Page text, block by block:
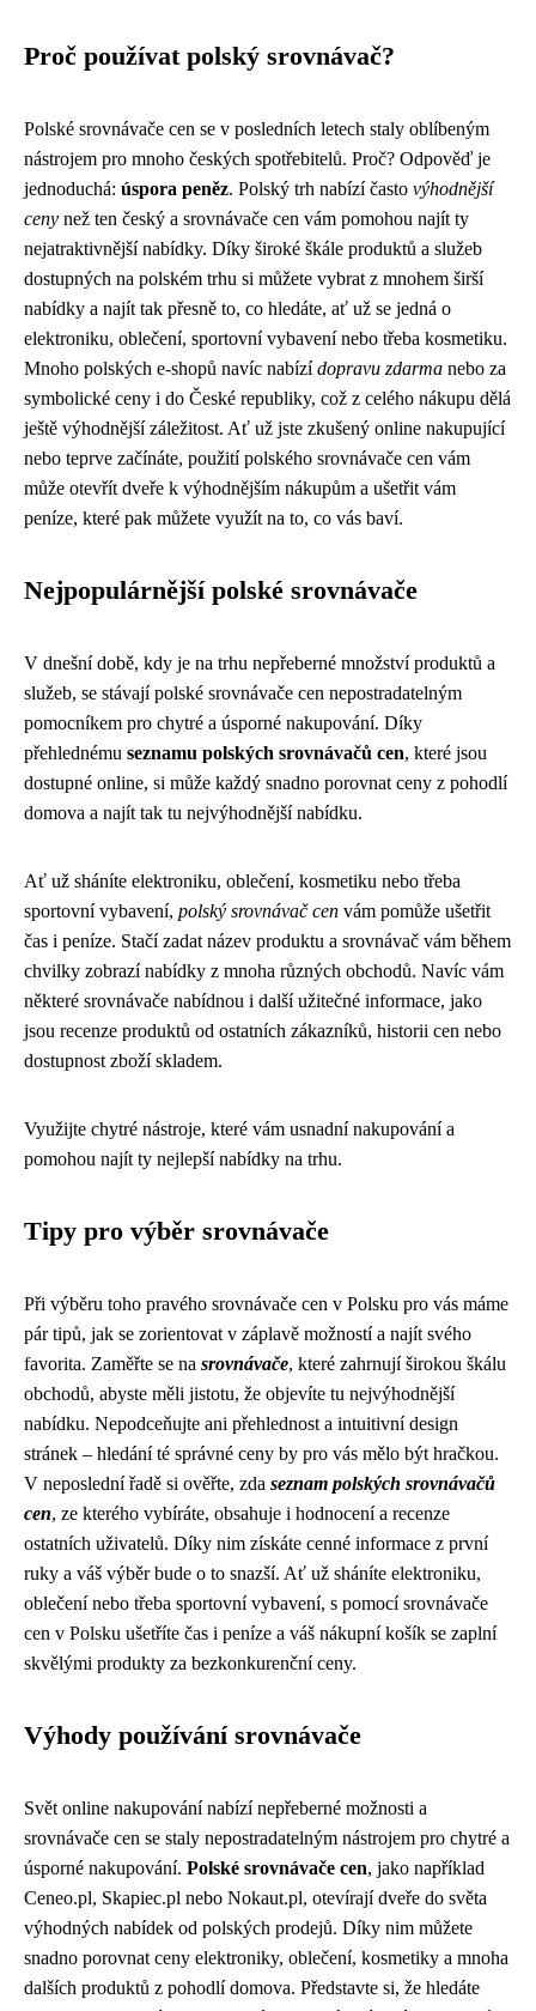
Proč používat polský srovnávač?
Polské srovnávače cen se v posledních letech staly oblíbeným
nástrojem pro mnoho českých spotřebitelů. Proč? Odpověď je
jednoduchá: úspora peněz. Polský trh nabízí často výhodnější
ceny než ten český a srovnávače cen vám pomohou najít ty
nejatraktivnější nabídky. Díky široké škále produktů a služeb
dostupných na polském trhu si můžete vybrat z mnohem širší
nabídky a najít tak přesně to, co hledáte, ať už se jedná o
elektroniku, oblečení, sportovní vybavení nebo třeba kosmetiku.
Mnoho polských e-shopů navíc nabízídopravu zdarma nebo za
symbolické ceny i do České republiky, což z celého nákupu dělá
ještě výhodnější záležitost. Ať už jste zkušený online nakupující
nebo teprve začínáte, použití polského srovnávače cen vám
může otevřít dveře k výhodnějším nákupům a ušetřit vám
peníze, které pak můžete využít na to, co vás baví.
Nejpopulárnější polské srovnávače
V dnešní době, kdy je na trhu nepřeberné množství produktů a
služeb, se stávají polské srovnávače cen nepostradatelným
pomocníkem pro chytré a úsporné nakupování. Díky
přehlednému seznamu polských srovnávačů cen, které jsou
dostupné online, si může každý snadno porovnat ceny z pohodlí
domova a najít tak tu nejvýhodnější nabídku.
Ať už sháníte elektroniku, oblečení, kosmetiku nebo třeba
sportovní vybavení, polský srovnávač cen vám pomůže ušetřit
čas i peníze. Stačí zadat název produktu a srovnávač vám během
chvilky zobrazí nabídky z mnoha různých obchodů. Navíc vám
některé srovnávače nabídnou i další užitečné informace, jako
jsou recenze produktů od ostatních zákazníků, historii cen nebo
dostupnost zboží skladem.
Využijte chytré nástroje, které vám usnadní nakupování a
pomohou najít ty nejlepší nabídky na trhu.
Tipy pro výběr srovnávače
Při výběru toho pravého srovnávače cen v Polsku pro vás máme
pár tipů, jak se zorientovat v záplavě možností a najít svého
favorita. Zaměřte se na srovnávače, které zahrnují širokou škálu
obchodů, abyste měli jistotu, že objevíte tu nejvýhodnější
nabídku. Nepodceňujte ani přehlednost a intuitivní design
stránek – hledání té správné ceny by pro vás mělo být hračkou.
V neposlední řadě si ověřte, zda seznam polských srovnávačů
cen, ze kterého vybíráte, obsahuje i hodnocení a recenze
ostatních uživatelů. Díky nim získáte cenné informace z první
ruky a váš výběr bude o to snazší. Ať už sháníte elektroniku,
oblečení nebo třeba sportovní vybavení, s pomocí srovnávače
cen v Polsku ušetříte čas i peníze a váš nákupní košík se zaplní
skvělými produkty za bezkonkurenční ceny.
Výhody používání srovnávače
Svět online nakupování nabízí nepřeberné možnosti a
srovnávače cen se staly nepostradatelným nástrojem pro chytré a
úsporné nakupování. Polské srovnávače cen, jako například
Ceneo.pl, Skapiec.pl nebo Nokaut.pl, otevírají dveře do světa
výhodných nabídek od polských prodejů. Díky nim můžete
snadno porovnat ceny elektroniky, oblečení, kosmetiky a mnoha
dalších produktů z pohodlí domova. Představte si, že hledáte